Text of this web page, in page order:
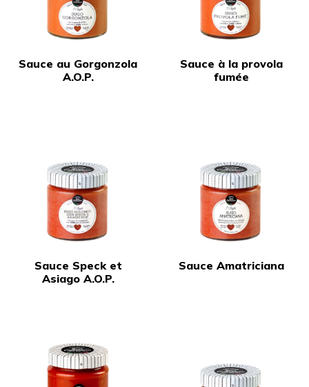
Sauce au Gorgonzola
A.O.P.
Sauce à la provola
fumée
Sauce Speck et
Asiago A.O.P.
Sauce Amatriciana